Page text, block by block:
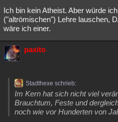
Ich bin kein Atheist. Aber würde
("altrömischen") Lehre lauschen,
wäre ich einer.
paxito
Stadthexe schrieb:
Im Kern hat sich nicht viel
Brauchtum, Feste und
noch wie vor Hunderten von